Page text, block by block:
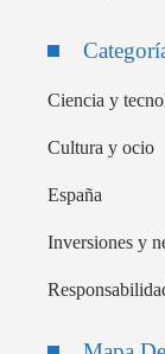
Ciencia y
Cultura y ocio
España
Inversiones y